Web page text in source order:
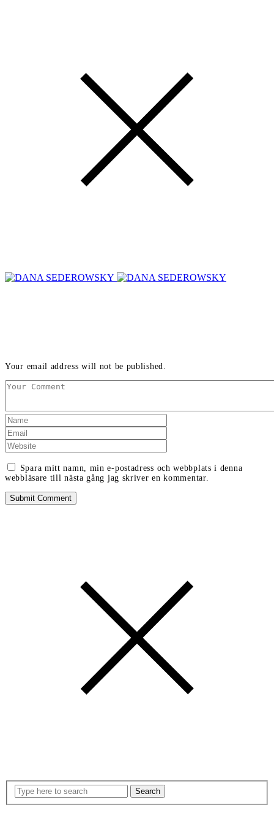
Your email address will not be published.
Spara mitt namn, min e-postadress och webbplats i denna
webbläsare till nästa gång jag skriver en kommentar.